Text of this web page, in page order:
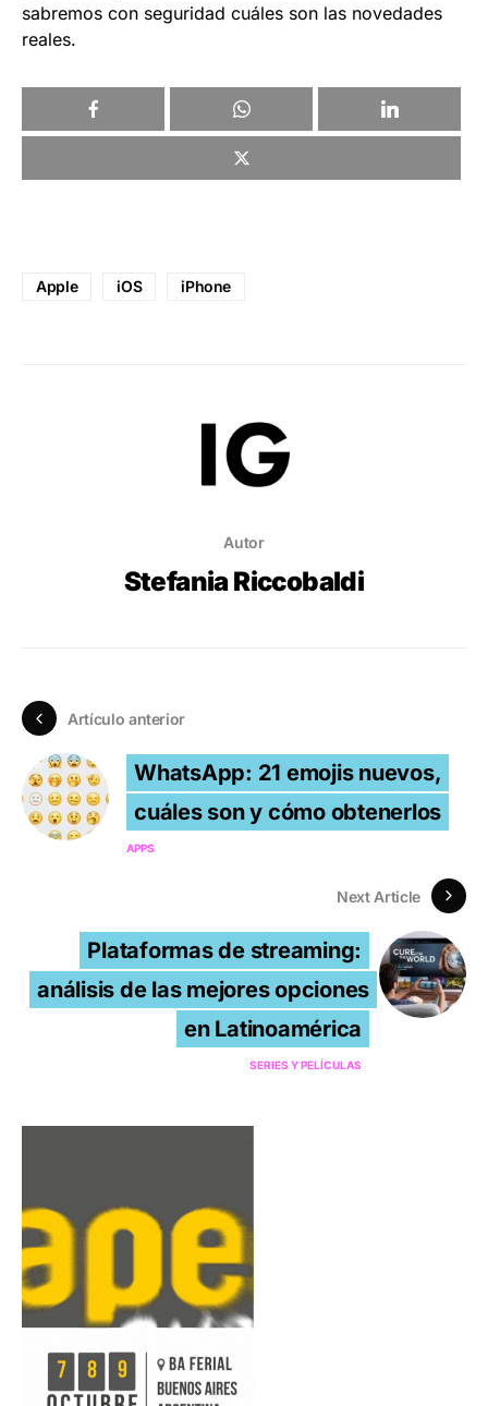
sabremos con seguridad cuáles son las novedades
reales.
Apple iOS iPhone
Autor
Stefania Riccobaldi
Artículo anterior
WhatsApp: 21 emojis nuevos,
cuáles son y cómo obtenerlos
APPS
Next Article
Plataformas de streaming:
análisis de las mejores opciones
en Latinoamérica
SERIES Y PELÍCULAS